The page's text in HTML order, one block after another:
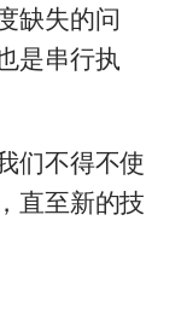
缺失的问
是串行执
们不得不使
直至新的技